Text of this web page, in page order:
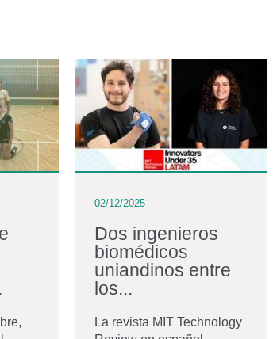
02/12/2025
Dos ingenieros
biomédicos
uniandinos entre
los...
La revista MIT Technology